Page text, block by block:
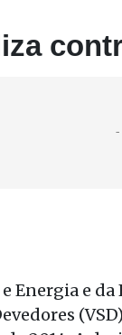
Energia e da